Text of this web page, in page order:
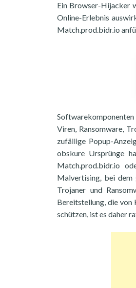
Ein Browser-Hijacker
Online-Erlebnis
Match.prod.bidr.io
Viren, Ransomware,
zufällige Popup-
obskure Ursprünge
Match.prod.bidr.io
Malvertising, bei dem
Trojaner und
Bereitstellung, die von
schützen, ist es daher